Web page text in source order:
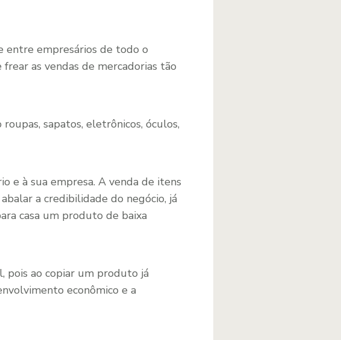
entre empresários de todo o
as vendas de mercadorias tão
sapatos, eletrônicos, óculos,
e à sua empresa. A venda de itens
a credibilidade do negócio, já
casa um produto de baixa
pois ao copiar um produto já
econômico e a